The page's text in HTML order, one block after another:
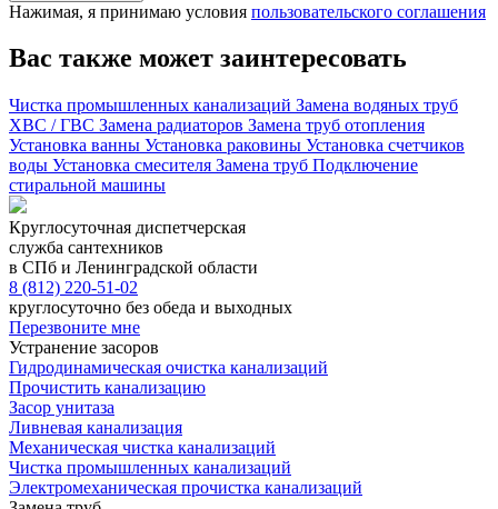
Нажимая, я принимаю условия пользовательского соглашения
Вас также может заинтересовать
Чистка промышленных канализаций Замена водяных труб
ХВС / ГВС Замена радиаторов Замена труб отопления
Установка ванны Установка раковины Установка счетчиков
воды Установка смесителя Замена труб Подключение
стиральной машины
Круглосуточная диспетчерская
служба сантехников
в СПб и Ленинградской области
8 (812) 220-51-02
круглосуточно без обеда и выходных
Перезвоните мне
Устранение засоров
Гидродинамическая очистка канализаций
Прочистить канализацию
Засор унитаза
Ливневая канализация
Механическая чистка канализаций
Чистка промышленных канализаций
Электромеханическая прочистка канализаций